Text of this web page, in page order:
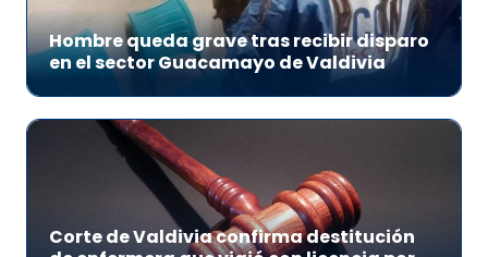
Hombre queda grave tras recibir disparo
en el sector Guacamayo de Valdivia
Corte de Valdivia confirma destitución